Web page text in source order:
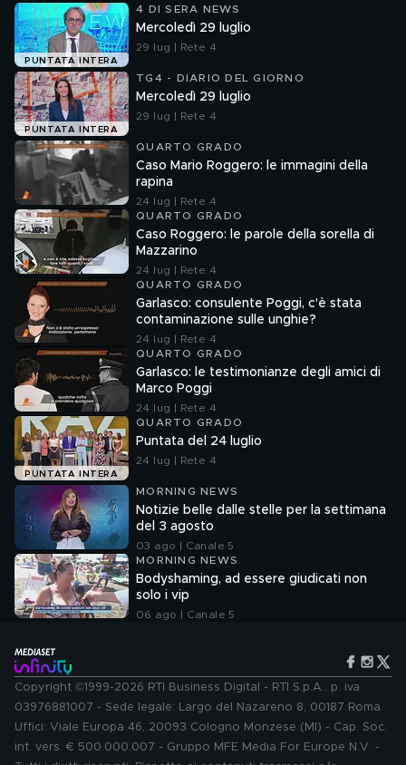
PUNTATA INTERA
4 DI SERA NEWS
Mercoledì 29 luglio
29 lug | Rete 4
PUNTATA INTERA
TG4 - DIARIO DEL GIORNO
Mercoledì 29 luglio
29 lug | Rete 4
QUARTO GRADO
Caso Mario Roggero: le immagini della
rapina
24 lug | Rete 4
QUARTO GRADO
Caso Roggero: le parole della sorella di
Mazzarino
24 lug | Rete 4
QUARTO GRADO
Garlasco: consulente Poggi, c'è stata
contaminazione sulle unghie?
24 lug | Rete 4
QUARTO GRADO
Garlasco: le testimonianze degli amici di
Marco Poggi
24 lug | Rete 4
PUNTATA INTERA
QUARTO GRADO
Puntata del 24 luglio
24 lug | Rete 4
MORNING NEWS
Notizie belle dalle stelle per la settimana
del 3 agosto
03 ago | Canale 5
MORNING NEWS
Bodyshaming, ad essere giudicati non
solo i vip
06 ago | Canale 5
Copyright ©1999-2026 RTI Business Digital - RTI S.p.A.: p. iva
03976881007 - Sede legale: Largo del Nazareno 8, 00187 Roma.
Uffici: Viale Europa 46, 20093 Cologno Monzese (MI) - Cap. Soc.
int. vers. € 500.000.007 - Gruppo MFE Media For Europe N.V. -